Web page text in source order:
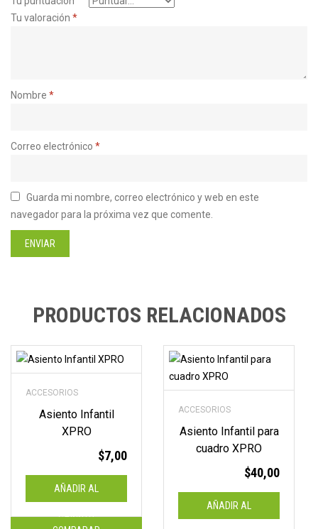
Tu valoración *
Nombre *
Correo electrónico *
Guarda mi nombre, correo electrónico y web en este
navegador para la próxima vez que comente.
PRODUCTOS RELACIONADOS
ACCESORIOS
Asiento Infantil
XPRO
$7,00
AÑADIR AL
CARRITO
ACCESORIOS
Asiento Infantil para
cuadro XPRO
$40,00
AÑADIR AL